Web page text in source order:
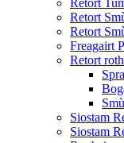
Retort
Retort
Retort
Freagairt
Retort
Siostam
Siostam